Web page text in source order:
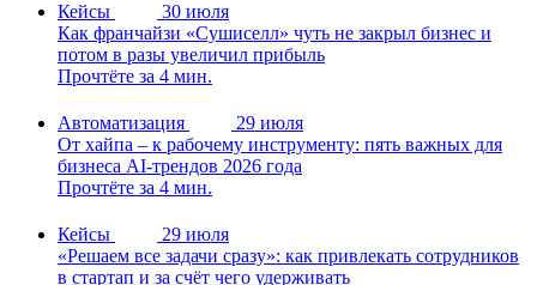
Кейсы
30 июля
Как франчайзи «Сушиселл» чуть не закрыл бизнес и
потом в разы увеличил прибыль
Прочтёте за 4 мин.
Автоматизация
29 июля
От хайпа – к рабочему инструменту: пять важных для
бизнеса AI-трендов 2026 года
Прочтёте за 4 мин.
Кейсы
29 июля
«Решаем все задачи сразу»: как привлекать сотрудников
в стартап и за счёт чего удерживать